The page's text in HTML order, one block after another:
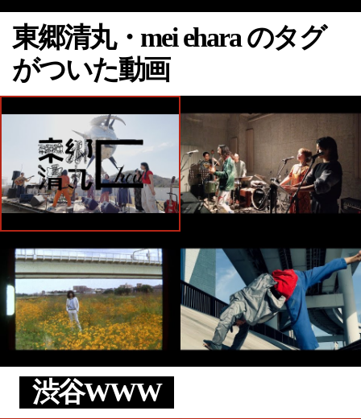
東郷清丸・mei ehara のタグ
がついた動画
渋谷WWW